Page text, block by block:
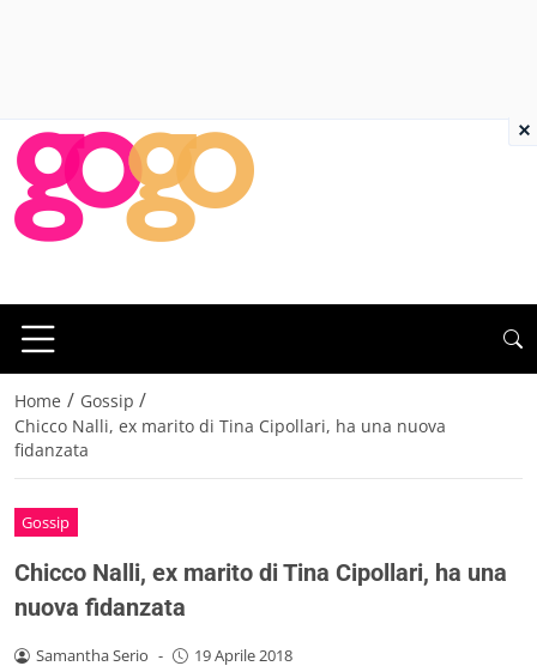
Home / Gossip /
Chicco Nalli, ex marito di Tina Cipollari, ha una nuova
fidanzata
Gossip
Chicco Nalli, ex marito di Tina Cipollari, ha una
nuova fidanzata
Samantha Serio - 19 Aprile 2018
×